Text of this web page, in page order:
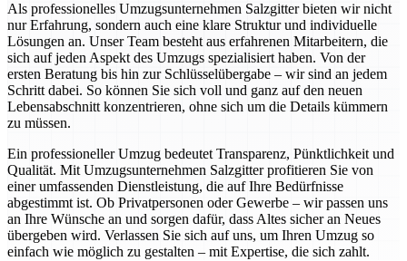
Als professionelles Umzugsunternehmen Salzgitter bieten wir nicht
nur Erfahrung, sondern auch eine klare Struktur und individuelle
Lösungen an. Unser Team besteht aus erfahrenen Mitarbeitern, die
sich auf jeden Aspekt des Umzugs spezialisiert haben. Von der
ersten Beratung bis hin zur Schlüsselübergabe – wir sind an jedem
Schritt dabei. So können Sie sich voll und ganz auf den neuen
Lebensabschnitt konzentrieren, ohne sich um die Details kümmern
zu müssen.
Ein professioneller Umzug bedeutet Transparenz, Pünktlichkeit und
Qualität. Mit Umzugsunternehmen Salzgitter profitieren Sie von
einer umfassenden Dienstleistung, die auf Ihre Bedürfnisse
abgestimmt ist. Ob Privatpersonen oder Gewerbe – wir passen uns
an Ihre Wünsche an und sorgen dafür, dass Altes sicher an Neues
übergeben wird. Verlassen Sie sich auf uns, um Ihren Umzug so
einfach wie möglich zu gestalten – mit Expertise, die sich zahlt.